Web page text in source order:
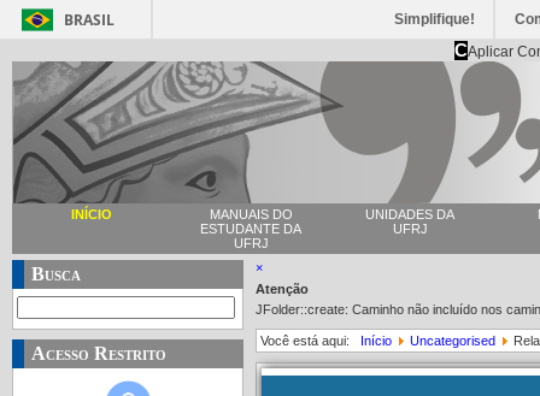
BRASIL Simplifique!
CAplicar
INÍCIO
MANUAIS DO
ESTUDANTE DA
UFRJ
UNIDADES DA
UFRJ
Busca
Acesso Restrito
×
Atenção
JFolder::create: Caminho não incluído nos
Você está aqui: Início Uncategorised